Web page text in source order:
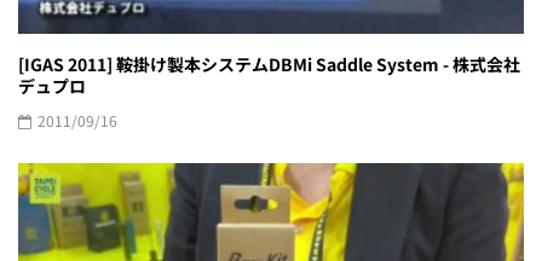
[IGAS 2011] 鞍掛け製本システムDBMi Saddle System - 株式会社
デュプロ
2011/09/16